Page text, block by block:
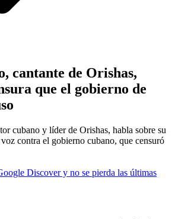
cantante de Orishas,
que el gobierno de
cubano y líder de Orishas, habla sobre su
contra el gobierno cubano, que censuró
Discover y no se pierda las últimas